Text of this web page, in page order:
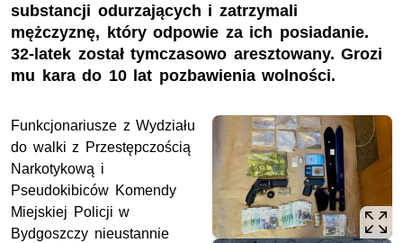
substancji odurzających i zatrzymali
mężczyznę, który odpowie za ich posiadanie.
32-latek został tymczasowo aresztowany. Grozi
mu kara do 10 lat pozbawienia wolności.
Funkcjonariusze z Wydziału
do walki z Przestępczością
Narkotykową i
Pseudokibiców Komendy
Miejskiej Policji w
Bydgoszczy nieustannie